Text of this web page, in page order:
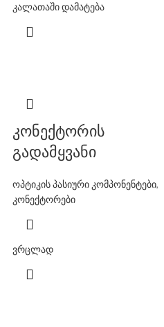
კალათაში დამატება
კონექტორის
გადამყვანი
ოპტიკის პასიური კომპონენტები,
კონექტორები
ვრცლად